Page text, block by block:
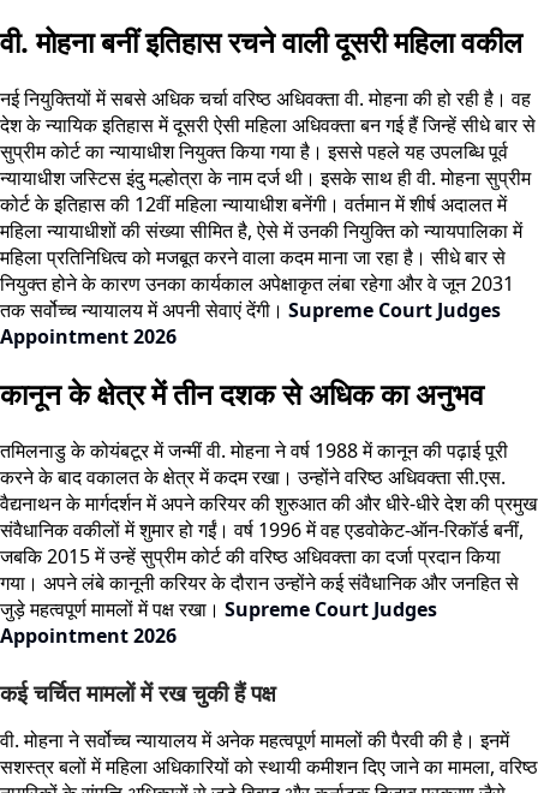
वी. मोहना बनीं इतिहास रचने वाली दूसरी महिला वकील
नई नियुक्तियों में सबसे अधिक चर्चा वरिष्ठ अधिवक्ता वी. मोहना की हो रही है। वह
देश के न्यायिक इतिहास में दूसरी ऐसी महिला अधिवक्ता बन गई हैं जिन्हें सीधे बार से
सुप्रीम कोर्ट का न्यायाधीश नियुक्त किया गया है। इससे पहले यह उपलब्धि पूर्व
न्यायाधीश जस्टिस इंदु मल्होत्रा के नाम दर्ज थी। इसके साथ ही वी. मोहना सुप्रीम
कोर्ट के इतिहास की 12वीं महिला न्यायाधीश बनेंगी। वर्तमान में शीर्ष अदालत में
महिला न्यायाधीशों की संख्या सीमित है, ऐसे में उनकी नियुक्ति को न्यायपालिका में
महिला प्रतिनिधित्व को मजबूत करने वाला कदम माना जा रहा है। सीधे बार से
नियुक्त होने के कारण उनका कार्यकाल अपेक्षाकृत लंबा रहेगा और वे जून 2031
तक सर्वोच्च न्यायालय में अपनी सेवाएं देंगी। Supreme Court Judges
Appointment 2026
कानून के क्षेत्र में तीन दशक से अधिक का अनुभव
तमिलनाडु के कोयंबटूर में जन्मीं वी. मोहना ने वर्ष 1988 में कानून की पढ़ाई पूरी
करने के बाद वकालत के क्षेत्र में कदम रखा। उन्होंने वरिष्ठ अधिवक्ता सी.एस.
वैद्यनाथन के मार्गदर्शन में अपने करियर की शुरुआत की और धीरे-धीरे देश की प्रमुख
संवैधानिक वकीलों में शुमार हो गईं। वर्ष 1996 में वह एडवोकेट-ऑन-रिकॉर्ड बनीं,
जबकि 2015 में उन्हें सुप्रीम कोर्ट की वरिष्ठ अधिवक्ता का दर्जा प्रदान किया
गया। अपने लंबे कानूनी करियर के दौरान उन्होंने कई संवैधानिक और जनहित से
जुड़े महत्वपूर्ण मामलों में पक्ष रखा। Supreme Court Judges
Appointment 2026
कई चर्चित मामलों में रख चुकी हैं पक्ष
वी. मोहना ने सर्वोच्च न्यायालय में अनेक महत्वपूर्ण मामलों की पैरवी की है। इनमें
सशस्त्र बलों में महिला अधिकारियों को स्थायी कमीशन दिए जाने का मामला, वरिष्ठ